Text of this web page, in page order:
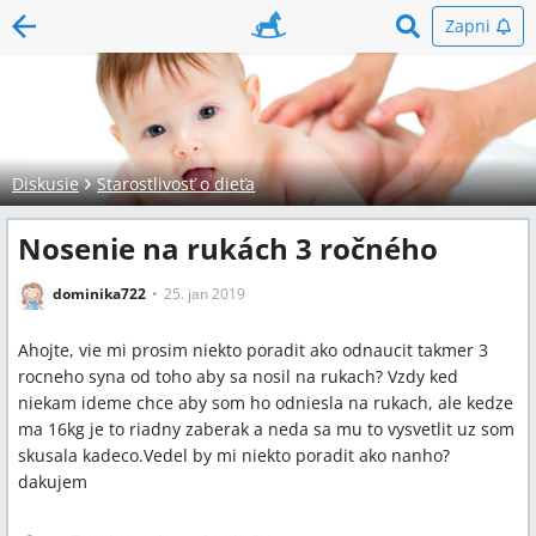
Zapni
Diskusie Starostlivosť o dieťa
Nosenie na rukách 3 ročného
dominika722 25. jan 2019
Ahojte, vie mi prosim niekto poradit ako odnaucit takmer 3
rocneho syna od toho aby sa nosil na rukach? Vzdy ked
niekam ideme chce aby som ho odniesla na rukach, ale kedze
ma 16kg je to riadny zaberak a neda sa mu to vysvetlit uz som
skusala kadeco.Vedel by mi niekto poradit ako nanho?
dakujem